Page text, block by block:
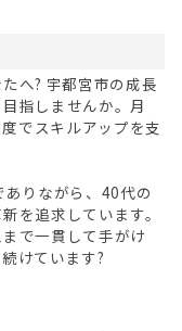
へ? 宇都宮市の成長
指しませんか。月
でスキルアップを支
りながら、40代の
を追求しています。
で一貫して手がけ
けています?